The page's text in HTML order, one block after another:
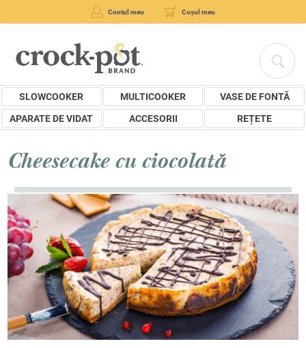
Contul meu Coșul meu
SLOWCOOKER MULTICOOKER
VASE DE FONTĂ
APARATE DE VIDAT
ACCESORII REȚETE
Cheesecake cu ciocolată